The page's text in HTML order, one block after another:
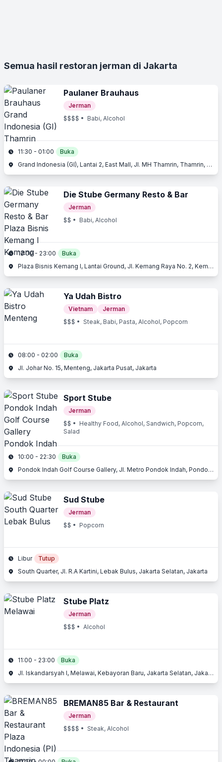
Semua hasil restoran jerman di Jakarta
Paulaner Brauhaus
Jerman
$$$$ • Babi, Alcohol
11:30 - 01:00
Buka
Grand Indonesia (GI), Lantai 2, East Mall, Jl. MH Thamrin, Thamrin, Jakarta Pusat, Jakarta
Die Stube Germany Resto & Bar
Jerman
$$ • Babi, Alcohol
12:00 - 23:00
Buka
Plaza Bisnis Kemang I, Lantai Ground, Jl. Kemang Raya No. 2, Kemang, Jakarta Selatan, Jakarta
Ya Udah Bistro
Vietnam
Jerman
$$$ • Steak, Babi, Pasta, Alcohol, Popcorn
08:00 - 02:00
Buka
Jl. Johar No. 15, Menteng, Jakarta Pusat, Jakarta
Sport Stube
Jerman
$$ • Healthy Food, Alcohol, Sandwich, Popcorn,
Salad
10:00 - 22:30
Buka
Pondok Indah Golf Course Gallery, Jl. Metro Pondok Indah, Pondok Indah, Jakarta Selatan, Jakarta
Sud Stube
Jerman
$$ • Popcorn
Libur
Tutup
South Quarter, Jl. R.A Kartini, Lebak Bulus, Jakarta Selatan, Jakarta
Stube Platz
Jerman
$$$ • Alcohol
11:00 - 23:00
Buka
Jl. Iskandarsyah I, Melawai, Kebayoran Baru, Jakarta Selatan, Jakarta
BREMAN85 Bar & Restaurant
Jerman
$$$$ • Steak, Alcohol